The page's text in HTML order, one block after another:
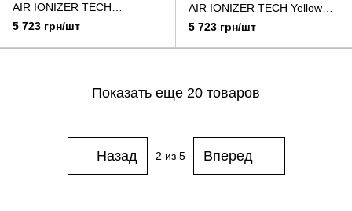
AIR IONIZER TECH
Turquoise бирюзовый
5 723 грн/шт
AIR IONIZER TECH Yellow
желтый
5 723 грн/шт
Показать еще 20 товаров
Назад 2 из 5 Вперед